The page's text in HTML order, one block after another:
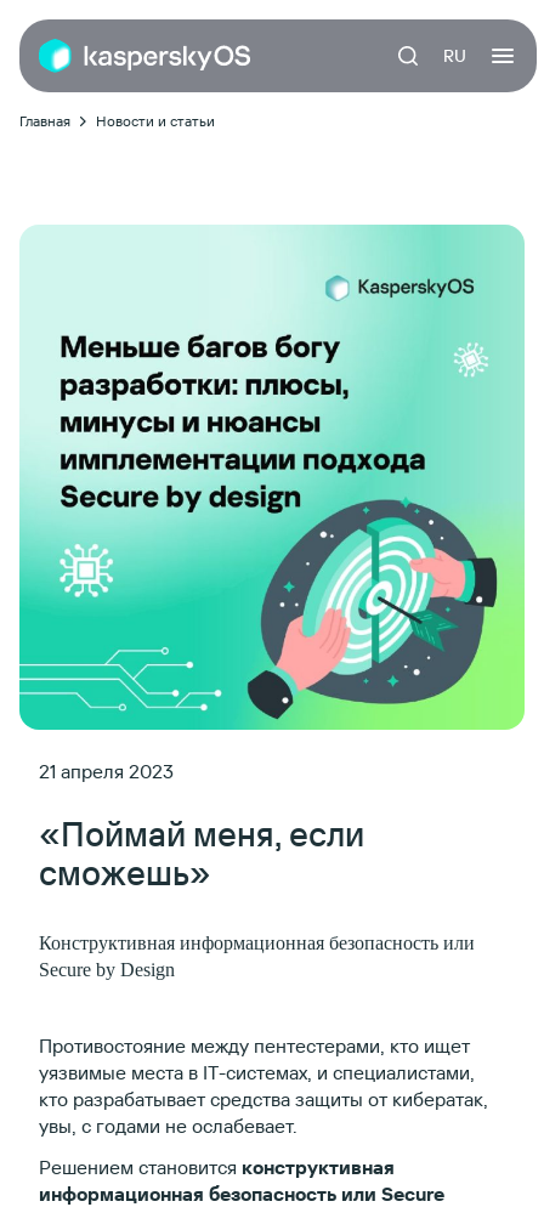
RU
Главная Новости и статьи
21 апреля 2023
«Поймай меня, если
сможешь»
Конструктивная информационная безопасность или
Secure by Design
Противостояние между пентестерами, кто ищет
уязвимые места в IT-системах, и специалистами,
кто разрабатывает средства защиты от кибератак,
увы, с годами не ослабевает.
Решением становится конструктивная
информационная безопасность или Secure